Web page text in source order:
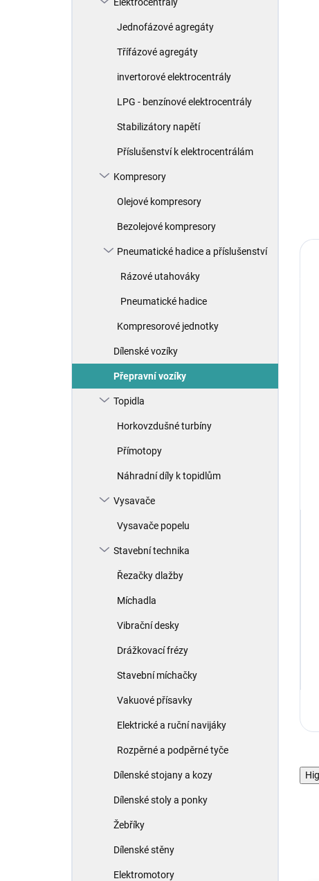
Jednofázové agregáty
Třífázové agregáty
invertorové elektrocentrály
LPG - benzínové elektrocentrály
Stabilizátory napětí
Příslušenství k elektrocentrálám
Kompresory
Olejové kompresory
Bezolejové kompresory
Pneumatické hadice a příslušenství
Rázové utahováky
Pneumatické hadice
Kompresorové jednotky
Dílenské vozíky
Přepravní vozíky
Topidla
Horkovzdušné turbíny
Přímotopy
Náhradní díly k topidlům
Vysavače
Vysavače popelu
Stavební technika
Řezačky dlažby
Míchadla
Vibrační desky
Drážkovací frézy
Stavební míchačky
Vakuové přísavky
Elektrické a ruční navijáky
Rozpěrné a podpěrné tyče
Dílenské stojany a kozy
Dílenské stoly a ponky
Žebříky
Dílenské stěny
Elektromotory